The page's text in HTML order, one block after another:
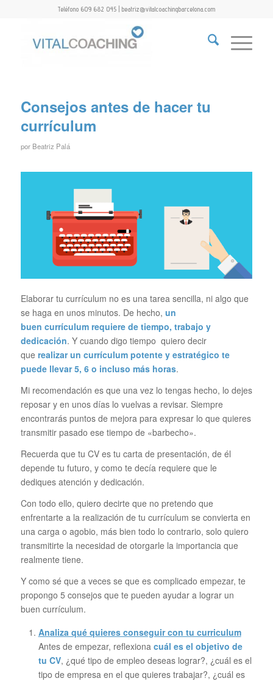
Teléfono 609 682 045 | beatriz@vitalcoachingbarcelona.com
Consejos antes de hacer tu
currículum
por Beatriz Palá
Elaborar tu currículum no es una tarea sencilla, ni algo que
se haga en unos minutos. De hecho, un
buen currículumrequiere de tiempo, trabajo y
dedicación. Y cuando digo tiempo quiero decir
que realizar un currículum potente y estratégico te
puede llevar 5, 6 o incluso más horas.
Mi recomendación es que una vez lo tengas hecho, lo dejes
reposar y en unos días lo vuelvas a revisar. Siempre
encontrarás puntos de mejora para expresar lo que quieres
transmitir pasado ese tiempo de «barbecho».
Recuerda que tu CV es tu carta de presentación, de él
depende tu futuro, y como te decía requiere que le
dediques atención y dedicación.
Con todo ello, quiero decirte que no pretendo que
enfrentarte a la realización de tu currículum se convierta en
una carga o agobio, más bien todo lo contrario, solo quiero
transmitirte la necesidad de otorgarle la importancia que
realmente tiene.
Y como sé que a veces se que es complicado empezar, te
propongo 5 consejos que te pueden ayudar a lograr un
buen currículum.
Analiza qué quieres conseguir con tu curriculum
Antes de empezar, reflexiona cuál es el objetivo de
tu CV, ¿qué tipo de empleo deseas lograr?, ¿cuál es el
tipo de empresa en el que quieres trabajar?, ¿cuál es